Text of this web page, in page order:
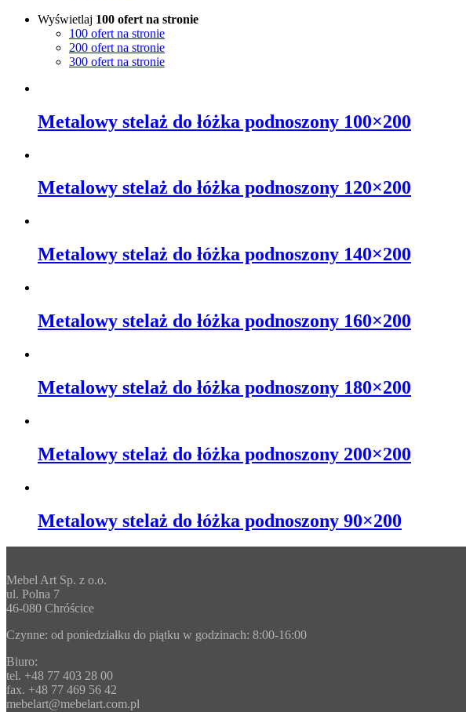
Wyświetlaj 100 ofert na stronie
100 ofert na stronie
200 ofert na stronie
300 ofert na stronie
Metalowy stelaż do łóżka podnoszony 100×200
Metalowy stelaż do łóżka podnoszony 120×200
Metalowy stelaż do łóżka podnoszony 140×200
Metalowy stelaż do łóżka podnoszony 160×200
Metalowy stelaż do łóżka podnoszony 180×200
Metalowy stelaż do łóżka podnoszony 200×200
Metalowy stelaż do łóżka podnoszony 90×200
Mebel Art Sp. z o.o.
ul. Polna 7
46-080 Chróścice
Czynne: od poniedziałku do piątku w godzinach: 8:00-16:00
Biuro:
tel. +48 77 403 28 00
fax. +48 77 469 56 42
mebelart@mebelart.com.pl